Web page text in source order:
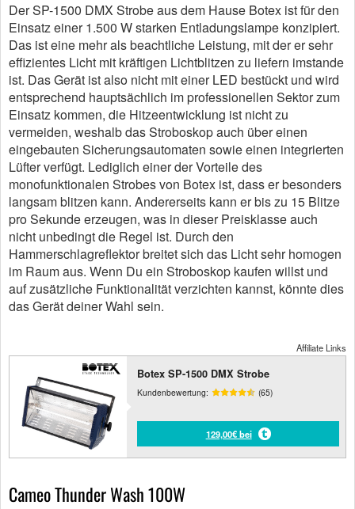
Der SP-1500 DMX Strobe aus dem Hause Botex ist für den
Einsatz einer 1.500 W starken Entladungslampe konzipiert.
Das ist eine mehr als beachtliche Leistung, mit der er sehr
effizientes Licht mit kräftigen Lichtblitzen zu liefern imstande
ist. Das Gerät ist also nicht mit einer LED bestückt und wird
entsprechend hauptsächlich im professionellen Sektor zum
Einsatz kommen, die Hitzeentwicklung ist nicht zu
vermeiden, weshalb das Stroboskop auch über einen
eingebauten Sicherungsautomaten sowie einen integrierten
Lüfter verfügt. Lediglich einer der Vorteile des
monofunktionalen Strobes von Botex ist, dass er besonders
langsam blitzen kann. Andererseits kann er bis zu 15 Blitze
pro Sekunde erzeugen, was in dieser Preisklasse auch
nicht unbedingt die Regel ist. Durch den
Hammerschlagreflektor breitet sich das Licht sehr homogen
im Raum aus. Wenn Du ein Stroboskop kaufen willst und
auf zusätzliche Funktionalität verzichten kannst, könnte dies
das Gerät deiner Wahl sein.
Affiliate Links
Botex SP-1500 DMX Strobe
Kundenbewertung: (65)
129,00€ bei
Cameo Thunder Wash 100W